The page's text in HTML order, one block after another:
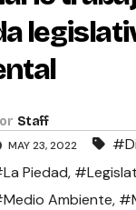
Staff
MAY 23, 2022
Piedad,
Ambiente,